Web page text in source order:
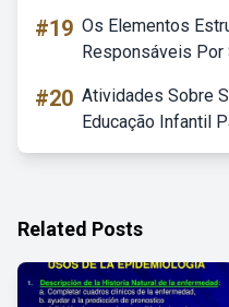
#19 Os Elementos
Responsáveis Por
#20 Atividades Sobre
Educação Infantil
Related Posts